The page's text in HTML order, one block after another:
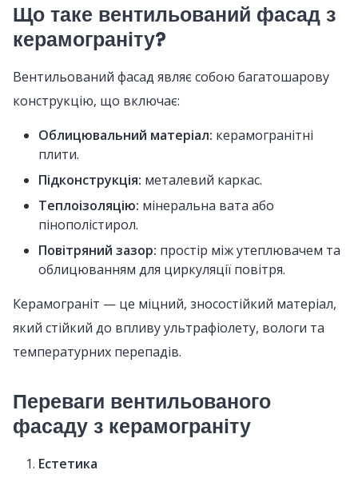
Що таке вентильований фасад з
керамограніту?
Вентильований фасад являє собою багатошарову
конструкцію, що включає:
Облицювальний матеріал: керамогранітні
плити.
Підконструкція: металевий каркас.
Теплоізоляцію: мінеральна вата або
пінополістирол.
Повітряний зазор: простір між утеплювачем та
облицюванням для циркуляції повітря.
Керамограніт — це міцний, зносостійкий матеріал,
який стійкий до впливу ультрафіолету, вологи та
температурних перепадів.
Переваги вентильованого
фасаду з керамограніту
Естетика